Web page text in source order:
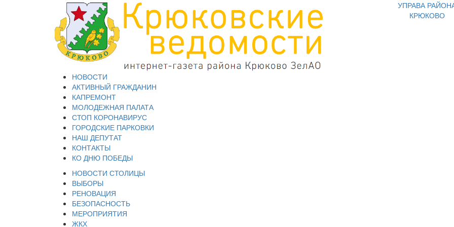
УПРАВА
КРЮКОВО
НОВОСТИ
АКТИВНЫЙ ГРАЖДАНИН
КАПРЕМОНТ
МОЛОДЕЖНАЯ ПАЛАТА
СТОП КОРОНАВИРУС
ГОРОДСКИЕ ПАРКОВКИ
НАШ ДЕПУТАТ
КОНТАКТЫ
КО ДНЮ ПОБЕДЫ
НОВОСТИ СТОЛИЦЫ
ВЫБОРЫ
РЕНОВАЦИЯ
БЕЗОПАСНОСТЬ
МЕРОПРИЯТИЯ
ЖКХ